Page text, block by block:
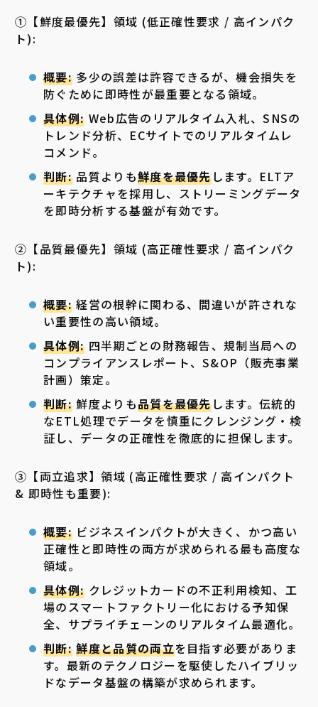
①【鮮度最優先】領域 (低正確性要求 / 高インパク
ト):
概要:多少の誤差は許容できるが、機会損失を
防ぐために即時性が最重要となる領域。
具体例: Web広告のリアルタイム入札、SNSの
トレンド分析、ECサイトでのリアルタイムレ
コメンド。
判断:品質よりも鮮度を最優先します。ELTア
ーキテクチャを採用し、ストリーミングデータ
を即時分析する基盤が有効です。
②【品質最優先】領域 (高正確性要求 / 高インパク
ト):
概要:経営の根幹に関わる、間違いが許されな
い重要性の高い領域。
具体例: 四半期ごとの財務報告、規制当局への
コンプライアンスレポート、S&OP（販売事業
計画）策定。
判断:鮮度よりも品質を最優先します。伝統的
なETL処理でデータを慎重にクレンジング・検
証し、データの正確性を徹底的に担保します。
③【両立追求】領域 (高正確性要求 / 高インパクト
& 即時性も重要):
概要:ビジネスインパクトが大きく、かつ高い
正確性と即時性の両方が求められる最も高度な
領域。
具体例: クレジットカードの不正利用検知、工
場のスマートファクトリー化における予知保
全、サプライチェーンのリアルタイム最適化。
判断: 鮮度と品質の両立を目指す必要がありま
す。最新のテクノロジーを駆使したハイブリッ
ドなデータ基盤の構築が求められます。